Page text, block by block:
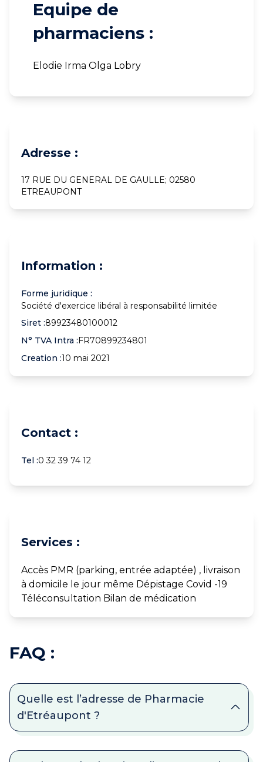
Equipe de
pharmaciens :
Elodie Irma Olga Lobry
Adresse :
17 RUE DU GENERAL DE GAULLE; 02580
ETREAUPONT
Information :
Forme juridique :
Société d'exercice libéral à responsabilité limitée
Siret :89923480100012
N° TVA Intra :FR70899234801
Creation :10 mai 2021
Contact :
Tel :0 32 39 74 12
Services :
Accès PMR (parking, entrée adaptée) , livraison
à domicile le jour même Dépistage Covid -19
Téléconsultation Bilan de médication
FAQ :
Quelle est l’adresse de Pharmacie
d'Etréaupont ?